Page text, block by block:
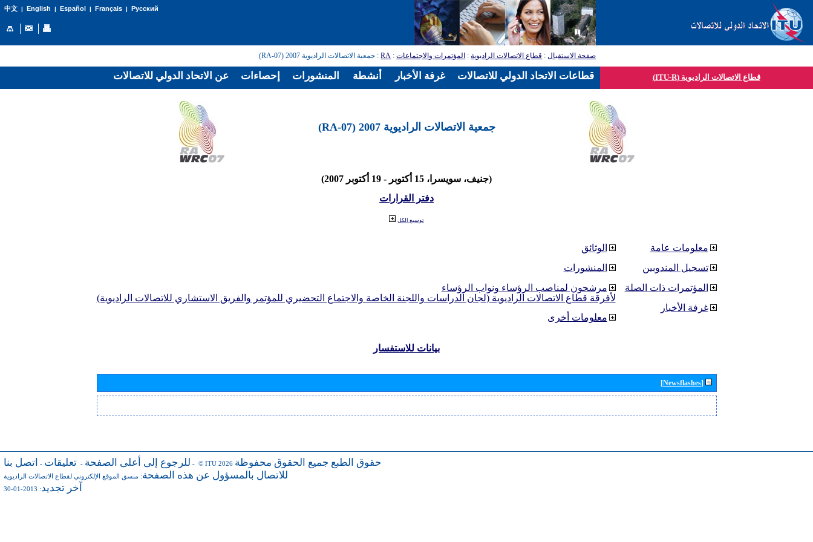
中文| English | Español | Français| Русский
صفحة الاستقبال: قطاع الاتصالات الراديوية: المؤتمرات والاجتماعات:
RA: جمعية الاتصالات الراديوية 2007 (RA-07)
قطاع الاتصالات الراديوية (ITU-R)
جمعية الاتصالات الراديوية 2007 (RA-07)
(جنيف، سويسرا، 15 أكتوبر - 19 أكتوبر 2007)
دفتر القرارات
توسيع الكل
الوثائق
المنشورات
مرشحون لمناصب الرؤساء ونواب الرؤساء
لأفرقة قطاع الاتصالات الراديوية (لجان الدراسات واللجنة الخاصة والاجتماع التحضيري للمؤتمر والفريق الاستشاري للاتصالات الراديوية)
معلومات أخرى
معلومات عامة
تسجيل المندوبين
المؤتمرات ذات الصلة
غرفة الأخبار
بيانات للاستفسار
[Newsflashes]
للرجوع إلى أعلى الصفحة - تعليقات - اتصل بنا - © ITU 2026 حقوق الطبع جميع الحقوق محفوظة
للاتصال بالمسؤول عن هذه الصفحة: منسق الموقع الإلكتروني لقطاع الاتصالات الراديوية
آخر تجديد: 2013-01-30
عن الاتحاد الدولي للاتصالات إحصاءات المنشورات أنشطة غرفة الأخبار قطاعات الاتحاد الدولي للاتصالات